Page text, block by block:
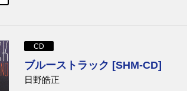
CD
ブルーストラック [SHM-CD]
日野皓正